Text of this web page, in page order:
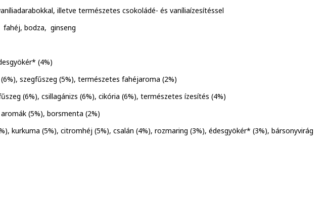
illetve természetes csokoládé- és vaníliaízesítéssel
fahéj, bodza, ginseng
(4%)
szegfűszeg (5%), természetes fahéjaroma (2%)
(6%), csillagánizs (6%), cikória (6%), természetes ízesítés (4%)
(5%), borsmenta (2%)
kurkuma (5%), citromhéj (5%), csalán (4%), rozmaring (3%), édesgyökér* (3%), bársonyvirág